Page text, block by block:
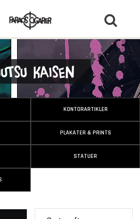
Kaisen
KONTORARTIKLER
PLAKATER & PRINTS
STATUER